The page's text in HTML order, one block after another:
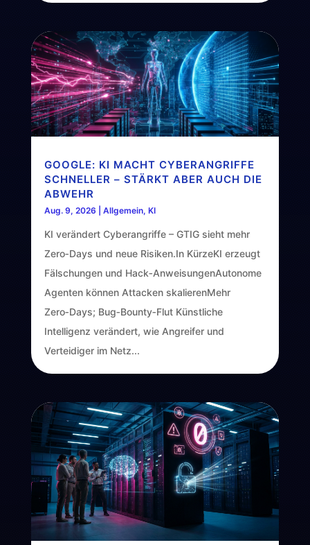
GOOGLE: KI MACHT CYBERANGRIFFE
SCHNELLER – STÄRKT ABER AUCH DIE
ABWEHR
Aug. 9, 2026 Allgemein, KI
KI verändert Cyberangriffe – GTIG sieht mehr
Zero‑Days und neue Risiken.In KürzeKI erzeugt
Fälschungen und Hack‑AnweisungenAutonome
Agenten können Attacken skalierenMehr
Zero‑Days; Bug‑Bounty‑Flut Künstliche
Intelligenz verändert, wie Angreifer und
Verteidiger im Netz...